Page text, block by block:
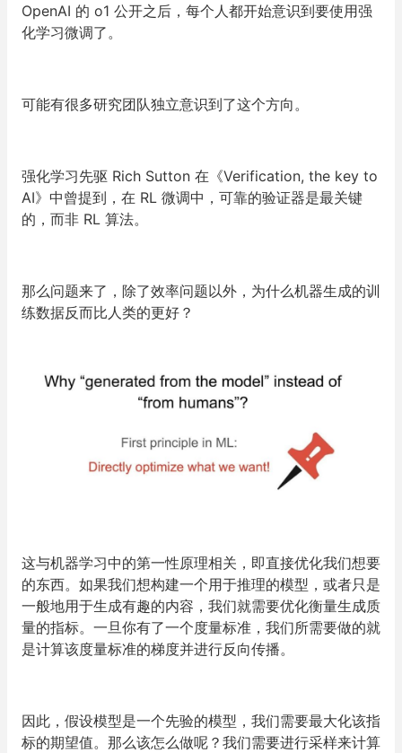
OpenAI 的 o1 公开之后，每个人都开始意识到要使用强
化学习微调了。
可能有很多研究团队独立意识到了这个方向。
强化学习先驱 Rich Sutton 在《Verification, the key to
AI》中曾提到，在 RL 微调中，可靠的验证器是最关键
的，而非 RL 算法。
那么问题来了，除了效率问题以外， 为什么机器生成的训
练数据反而比人类的更好？
这与机器学习中的第一性原理相关，即直接优化我们想要
的东西。如果我们想构建一个用于推理的模型，或者只是
一般地用于生成有趣的内容，我们就需要优化衡量生成质
量的指标。一旦你有了一个度量标准，我们所需要做的就
是计算该度量标准的梯度并进行反向传播。
因此，假设模型是一个先验的模型，我们需要最大化该指
标的期望值。那么该怎么做呢？我们需要进行采样来计算